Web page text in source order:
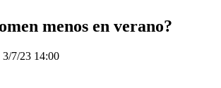
menos en verano?
3/7/23 14:00